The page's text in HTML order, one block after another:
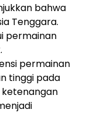
bahwa
Tenggara.
permainan
permainan
tinggi pada
ketenangan